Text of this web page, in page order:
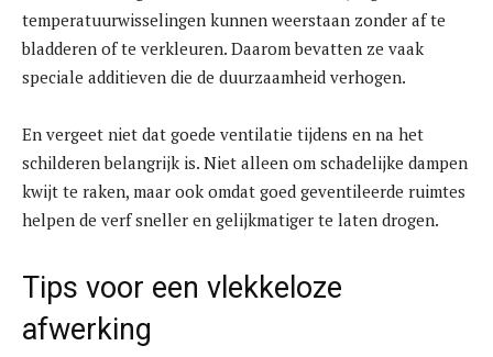
temperatuurwisselingen kunnen weerstaan zonder af te
bladderen of te verkleuren. Daarom bevatten ze vaak
speciale additieven die de duurzaamheid verhogen.
En vergeet niet dat goede ventilatie tijdens en na het
schilderen belangrijk is. Niet alleen om schadelijke dampen
kwijt te raken, maar ook omdat goed geventileerde ruimtes
helpen de verf sneller en gelijkmatiger te laten drogen.
Tips voor een vlekkeloze
afwerking